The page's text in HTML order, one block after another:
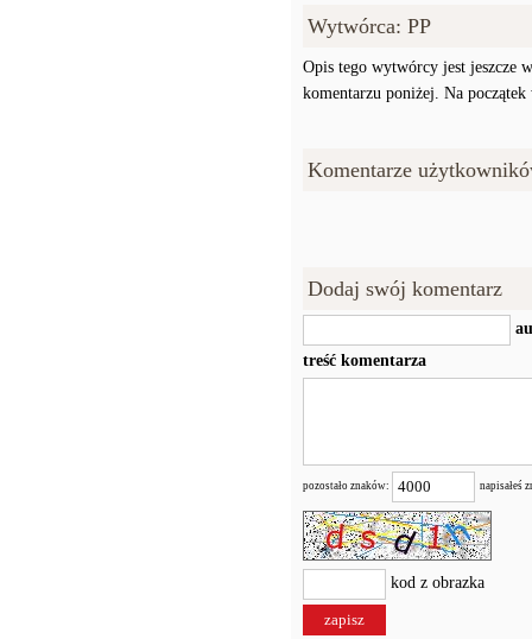
Wytwórca: PP
Opis tego wytwórcy jest jeszcze
komentarzu poniżej. Na
Komentarze
Dodaj swój komentarz
treść komentarza
pozostało znaków: napisałeś
kod z obrazka